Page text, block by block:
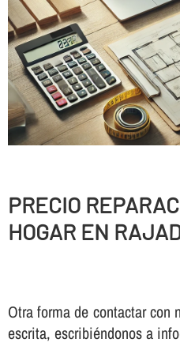
PRECIO
HOGAR EN
Otra forma de contactar con
escrita, escribiéndonos a